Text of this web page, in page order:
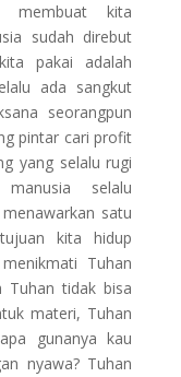
membuat kita
sudah direbut
pakai adalah
ada sangkut
seorangpun
pintar cari profit
yang selalu rugi
selalu
satu
kita hidup
Tuhan
Tuhan tidak bisa
materi, Tuhan
gunanya kau
nyawa? Tuhan